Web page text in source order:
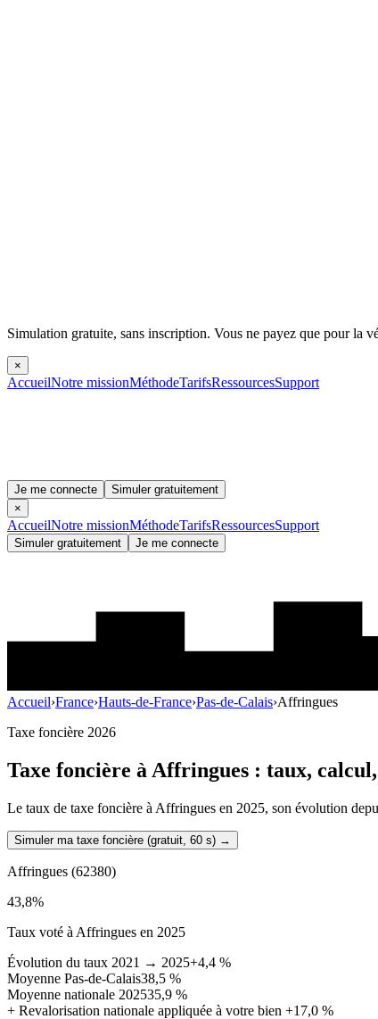
Simulation gratuite, sans inscription. Vous ne payez que pour la
×
AccueilNotre missionMéthodeTarifsRessourcesSupport
Je me connecte
Simuler gratuitement
×
AccueilNotre missionMéthodeTarifsRessourcesSupport
Simuler gratuitement Je me connecte
Accueil›France›Hauts-de-France›Pas-de-Calais›Affringues
Taxe foncière 2026
Taxe foncière à Affringues : taux,
Le taux de taxe foncière à Affringues en 2025, son évolution
Simuler ma taxe foncière (gratuit, 60 s) →
Affringues (62380)
43,8%
Taux voté à Affringues en 2025
Évolution du taux 2021 → 2025+4,4 %
Moyenne Pas-de-Calais38,5 %
Moyenne nationale 202535,9 %
+ Revalorisation nationale appliquée à votre bien +17,0 %